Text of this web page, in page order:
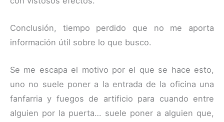
Conclusión, tiempo perdido que no me aporta
información útil sobre lo que busco.
Se me escapa el motivo por el que se hace esto,
uno no suele poner a la entrada de la oficina una
fanfarria y fuegos de artificio para cuando entre
alguien por la puerta… suele poner a alguien que,